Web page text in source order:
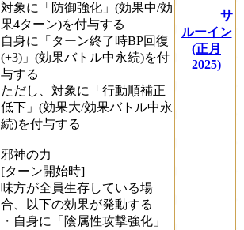
サ
ルーイン
(正月
2025)
対象に「防御強化」(効果中/効
果4ターン)を付与する
自身に「ターン終了時BP回復
(+3)」(効果バトル中永続)を付
与する
ただし、対象に「行動順補正
低下」(効果大/効果バトル中永
続)を付与する
邪神の力
[ターン開始時]
味方が全員生存している場
合、以下の効果が発動する
・自身に「陰属性攻撃強化」